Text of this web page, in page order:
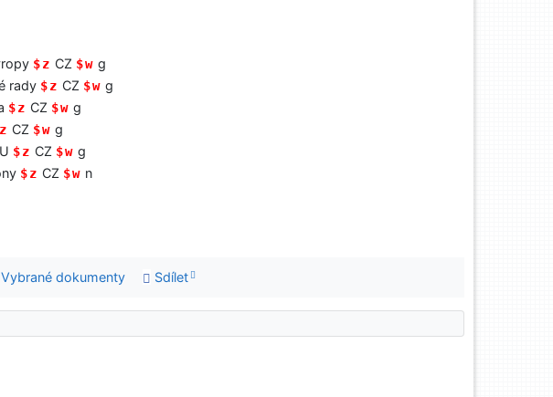
$z CZ $w g
rady $z CZ $w g
$z CZ $w g
CZ $w g
$z CZ $w g
$z CZ $w n
Vybrané dokumenty Sdílet